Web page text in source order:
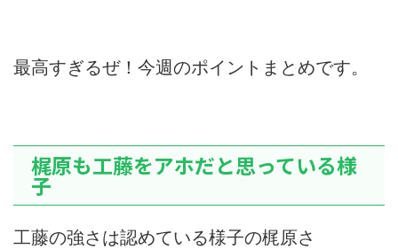
最高すぎるぜ！今週のポイントまとめです。
梶原も工藤をアホだと思っている様
子
工藤の強さは認めている様子の梶原さ